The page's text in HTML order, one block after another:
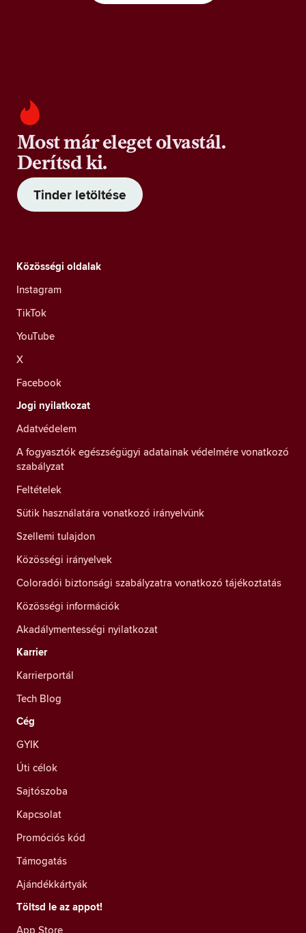
Most már eleget olvastál.
Derítsd ki.
Tinder letöltése
Közösségi oldalak
Instagram
TikTok
YouTube
X
Facebook
Jogi nyilatkozat
Adatvédelem
A fogyasztók egészségügyi adatainak védelmére vonatkozó
szabályzat
Feltételek
Sütik használatára vonatkozó irányelvünk
Szellemi tulajdon
Közösségi irányelvek
Coloradói biztonsági szabályzatra vonatkozó tájékoztatás
Közösségi információk
Akadálymentességi nyilatkozat
Karrier
Karrierportál
Tech Blog
Cég
GYIK
Úti célok
Sajtószoba
Kapcsolat
Promóciós kód
Támogatás
Ajándékkártyák
Töltsd le az appot!
App Store